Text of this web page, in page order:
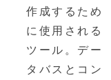
作成するため
に使用される
ツール。デー
タバスとコン